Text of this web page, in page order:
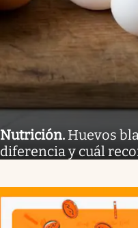
Nutrición. Huevos
diferencia y cuál